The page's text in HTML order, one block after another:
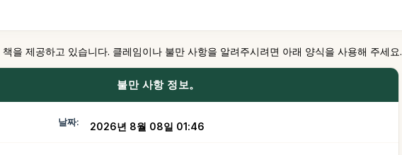
을 제공하고 있습니다. 클레임이나 불만 사항을 알려주시려면 아래 양식을 사용해 주세요.
불만 사항 정보。
날짜: 2026년 8월 08일 01:46